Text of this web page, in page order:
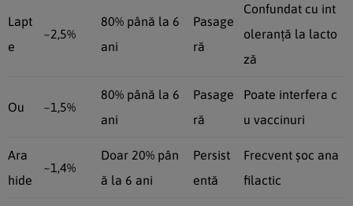
Lapt
e
~2,5%
80% până la 6
ani
Pasage
ră
Confundat cu int
oleranță la lacto
ză
Ou ~1,5%
80% până la 6
ani
Pasage
ră
Poate interfera c
u vaccinuri
Ara
hide
~1,4%
Doar 20% pân
ă la 6 ani
Persist
entă
Frecvent șoc ana
filactic